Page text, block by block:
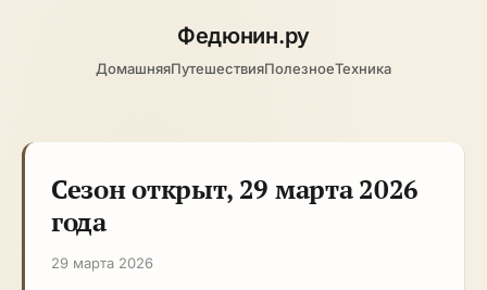
Федюнин.ру
ДомашняяПутешествияПолезноеТехника
Сезон открыт, 29 марта 2026
года
29 марта 2026